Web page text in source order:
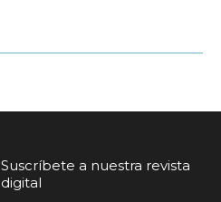
Suscríbete a nuestra revista
digital